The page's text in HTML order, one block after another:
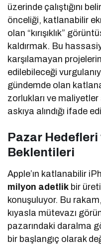
üzerinde çalıştığını
önceliği, katlanabilir
olan “kırışıklık”
kaldırmak. Bu
karşılamayan
edilebileceği
gündemde olan
zorlukları ve
askıya alındığı ifade
Pazar
Beklentileri
Apple’ın katlanabilir
milyon adetlik bir
konuşuluyor. Bu
kıyasla mütevazı
pazarındaki daralma
bir başlangıç olarak